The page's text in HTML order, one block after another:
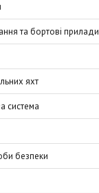
та бортові прилади
яхт
система
безпеки